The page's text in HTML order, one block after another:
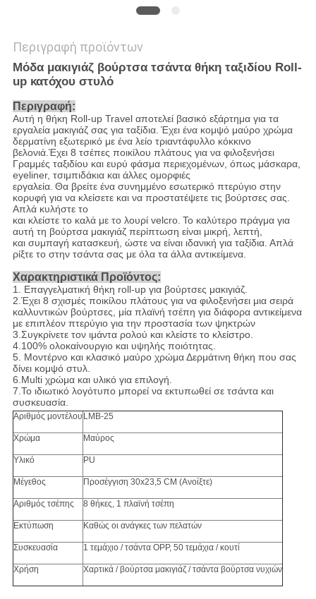
Περιγραφή προϊόντων
Μόδα μακιγιάζ βούρτσα τσάντα θήκη ταξιδίου Roll-
up κατόχου στυλό
Περιγραφή:
Αυτή η θήκη Roll-up Travel αποτελεί βασικό εξάρτημα για τα
εργαλεία μακιγιάζ σας για ταξίδια. Έχει ένα κομψό μαύρο χρώμα
δερματίνη εξωτερικό με ένα λείο τριαντάφυλλο κόκκινο
βελονιά.Έχει 8 τσέπες ποικίλου πλάτους για να φιλοξενήσει
Γραμμές ταξιδίου και ευρύ φάσμα περιεχομένων, όπως μάσκαρα,
eyeliner, τσιμπιδάκια και άλλες ομορφιές
εργαλεία. Θα βρείτε ένα συνημμένο εσωτερικό πτερύγιο στην
κορυφή για να κλείσετε και να προστατέψετε τις βούρτσες σας.
Απλά κυλήστε το
και κλείστε το καλά με το λουρί velcro. Το καλύτερο πράγμα για
αυτή τη βούρτσα μακιγιάζ περίπτωση είναι μικρή, λεπτή,
και συμπαγή κατασκευή, ώστε να είναι ιδανική για ταξίδια. Απλά
ρίξτε το στην τσάντα σας με όλα τα άλλα αντικείμενα.
Χαρακτηριστικά Προϊόντος:
1. Επαγγελματική θήκη roll-up για βούρτσες μακιγιάζ.
2.Έχει 8 σχισμές ποικίλου πλάτους για να φιλοξενήσει μια σειρά
καλλυντικών βούρτσες, μία πλαϊνή τσέπη για διάφορα αντικείμενα
με επιπλέον πτερύγιο για την προστασία των ψηκτρών
3.Συγκρίνετε τον ιμάντα ρολού και κλείστε το κλείστρο.
4.100% ολοκαίνουργιο και υψηλής ποιότητας.
5. Μοντέρνο και κλασικό μαύρο χρώμα Δερμάτινη θήκη που σας
δίνει κομψό στυλ.
6.Multi χρώμα και υλικό για επιλογή.
7.Το ιδιωτικό λογότυπο μπορεί να εκτυπωθεί σε τσάντα και
συσκευασία.
Αριθμός μοντέλου LMB-25
Χρώμα Μαύρος
Υλικό PU
Μέγεθος Προσέγγιση 30x23,5 CM (Ανοίξτε)
Αριθμός τσέπης 8 θήκες, 1 πλαϊνή τσέπη
Εκτύπωση Καθώς οι ανάγκες των πελατών
Συσκευασία 1 τεμάχιο / τσάντα OPP, 50 τεμάχια / κουτί
Χρήση Χαρτικά / βούρτσα μακιγιάζ / τσάντα βούρτσα νυχιών